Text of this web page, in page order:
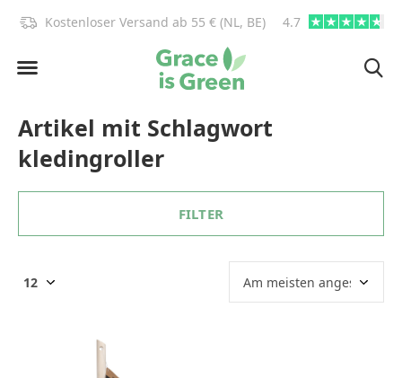
Kostenloser Versand ab 55 € (NL, BE) 4.7
Artikel mit Schlagwort
kledingroller
FILTER